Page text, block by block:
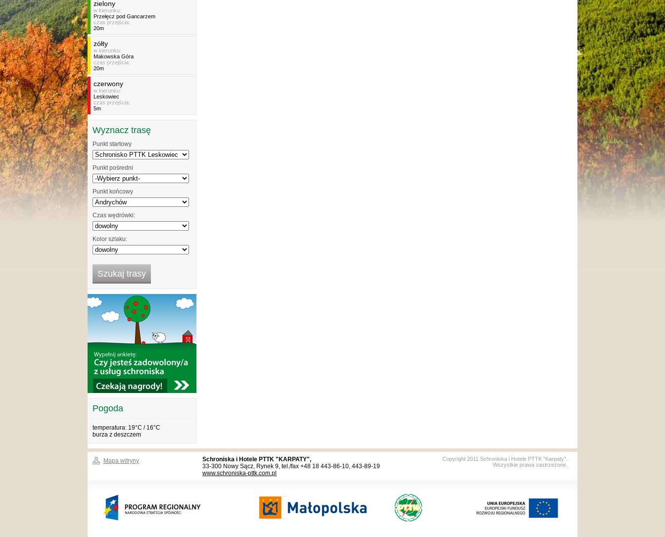
zielony
w kierunku:
Przełęcz pod Gancarzem
czas przejścia:
20m
zółty
w kierunku:
Makowska Góra
czas przejścia:
20m
czerwony
w kierunku:
Leskowiec
czas przejścia:
5m
Wyznacz trasę
Punkt startowy
Punkt pośredni
Punkt końcowy
Czas wędrówki:
Kolor szlaku:
Pogoda
temperatura: 19°C / 16°C
burza z deszczem
Mapa witryny
Schroniska i Hotele PTTK "KARPATY",
33-300 Nowy Sącz, Rynek 9, tel./fax +48 18 443-86-10, 443-89-19
www.schroniska-pttk.com.pl
Copyright 2011 Schroniska i Hotele PTTK "Karpaty".
Wszystkie prawa zastrzeżone.